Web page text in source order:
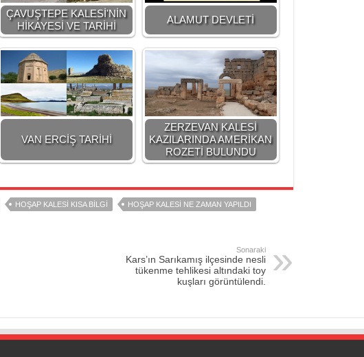
ÇAVUŞTEPE KALESİ'NİN
HİKAYESİ VE TARİHİ
ALAMUT DEVLETİ
VAN ERCİŞ TARİHİ
ZERZEVAN KALESİ
KAZILARINDA AMERİKAN
ROZETİ BULUNDU
HOŞAP KALESI KISA BILGI
HOŞAP KALESI NE ZAMAN YAPILDI
Sonaraki
Kars’ın Sarıkamış ilçesinde nesli
tükenme tehlikesi altındaki toy
kuşları görüntülendi.